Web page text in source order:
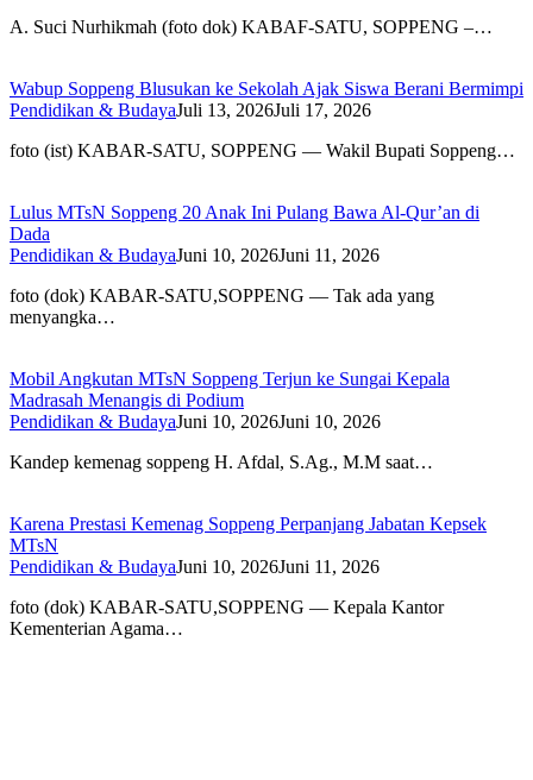
A. Suci Nurhikmah (foto dok) KABAF-SATU, SOPPENG –…
Wabup Soppeng Blusukan ke Sekolah Ajak Siswa Berani Bermimpi
Pendidikan & BudayaJuli 13, 2026Juli 17, 2026
foto (ist) KABAR-SATU, SOPPENG — Wakil Bupati Soppeng…
Lulus MTsN Soppeng 20 Anak Ini Pulang Bawa Al-Qur’an di
Dada
Pendidikan & BudayaJuni 10, 2026Juni 11, 2026
foto (dok) KABAR-SATU,SOPPENG — Tak ada yang
menyangka…
Mobil Angkutan MTsN Soppeng Terjun ke Sungai Kepala
Madrasah Menangis di Podium
Pendidikan & BudayaJuni 10, 2026Juni 10, 2026
Kandep kemenag soppeng H. Afdal, S.Ag., M.M saat…
Karena Prestasi Kemenag Soppeng Perpanjang Jabatan Kepsek
MTsN
Pendidikan & BudayaJuni 10, 2026Juni 11, 2026
foto (dok) KABAR-SATU,SOPPENG — Kepala Kantor
Kementerian Agama…